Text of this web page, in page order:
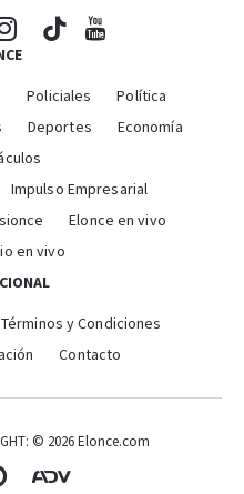
Policiales
Política
Deportes
Economía
Impulso Empresarial
Elonce en vivo
en vivo
Términos y Condiciones
Contacto
© 2026 Elonce.com